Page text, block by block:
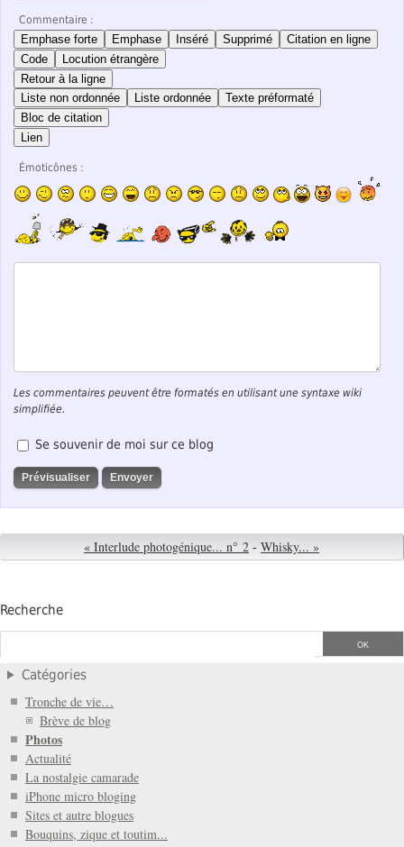
Commentaire :
Emphase forte Emphase Inséré Supprimé
Citation en ligne
Code
Locution étrangère
Retour à la ligne
Liste non ordonnée
Liste ordonnée
Texte préformaté
Bloc de citation
Lien
Émoticônes :
Les commentaires peuvent être formatés en utilisant une syntaxe wiki
simplifiée.
Se souvenir de moi sur ce blog
« Interlude photogénique... n° 2 - Whisky... »
Recherche
Catégories
Tronche de vie…
Brève de blog
Photos
Actualité
La nostalgie camarade
iPhone micro bloging
Sites et autre blogues
Bouquins, zique et toutim...